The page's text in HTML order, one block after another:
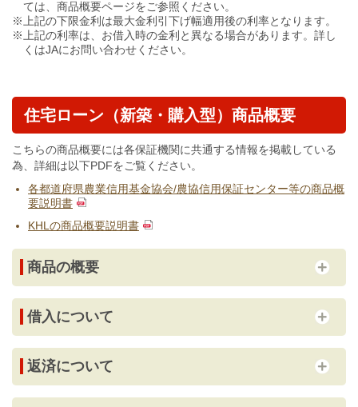
ては、商品概要ページをご参照ください。
上記の下限金利は最大金利引下げ幅適用後の利率となります。
上記の利率は、お借入時の金利と異なる場合があります。詳し
くはJAにお問い合わせください。
住宅ローン（新築・購入型）商品概要
こちらの商品概要には各保証機関に共通する情報を掲載している
為、詳細は以下PDFをご覧ください。
各都道府県農業信用基金協会/農協信用保証センター等の商品概
要説明書
KHLの商品概要説明書
商品の概要
借入について
返済について